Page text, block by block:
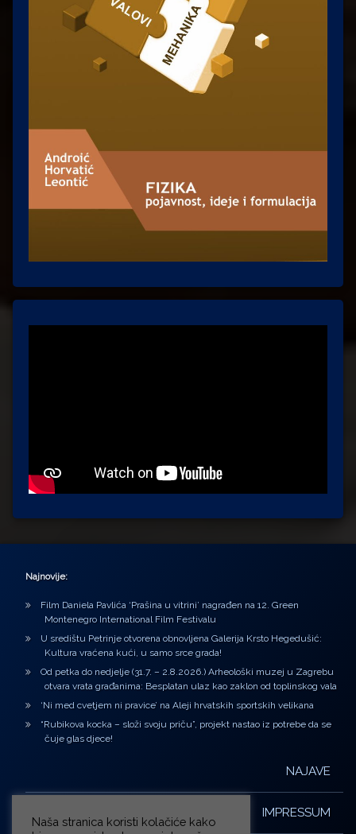
Najnovije:
Film Daniela Pavlića ‘Prašina u vitrini’ nagrađen na 12. Green
Montenegro International Film Festivalu
U središtu Petrinje otvorena obnovljena Galerija Krsto Hegedušić:
Kultura vraćena kući, u samo srce grada!
Od petka do nedjelje (31.7. – 2.8.2026.) Arheološki muzej u Zagrebu
otvara vrata građanima: Besplatan ulaz kao zaklon od toplinskog vala
‘Ni med cvetjem ni pravice’ na Aleji hrvatskih sportskih velikana
“Rubikova kocka – složi svoju priču”, projekt nastao iz potrebe da se
čuje glas djece!
NAJAVE
IMPRESSUM
Naša stranica koristi kolačiće kako